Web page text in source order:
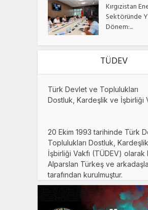
Kırgızistan
Sektöründe
Dönem:...
TÜDEV
Türk Devlet ve Toplulukları
Dostluk, Kardeşlik ve İşbirliği
20 Ekim 1993 tarihinde Türk
Toplulukları Dostluk,
İşbirliği Vakfı (TÜDEV) olarak
Alparslan Türkeş ve
tarafından kurulmuştur.